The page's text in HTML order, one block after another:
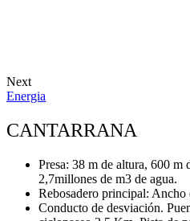
Next
Energia
CANTARRANA
Presa: 38 m de altura, 600 m
2,7millones de m3 de agua.
Rebosadero principal:
Conducto de desviación.